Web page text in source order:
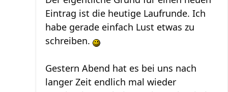
Eintrag ist die heutige Laufrunde. Ich
habe gerade einfach Lust etwas zu
schreiben.
Gestern Abend hat es bei uns nach
langer Zeit endlich mal wieder